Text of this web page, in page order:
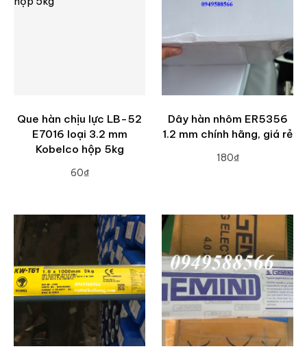
Que hàn chịu lực LB-52
E7016 loại 3.2 mm
Kobelco hộp 5kg
60₫
Dây hàn nhôm ER5356
1.2 mm chính hãng, giá rẻ
180₫